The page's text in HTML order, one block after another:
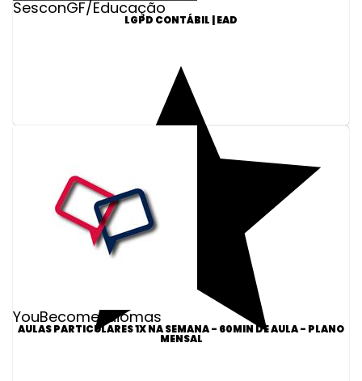
SesconGF/Educação
LGPD CONTÁBIL | EAD
YouBecome Idiomas
AULAS PARTICULARES 1X NA SEMANA - 60MIN DE AULA - PLANO
MENSAL